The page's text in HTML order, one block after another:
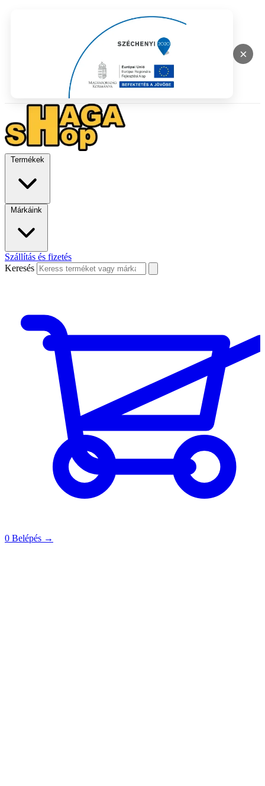
×
Termékek
Márkáink
Szállítás és fizetés
Keresés
0 Belépés →